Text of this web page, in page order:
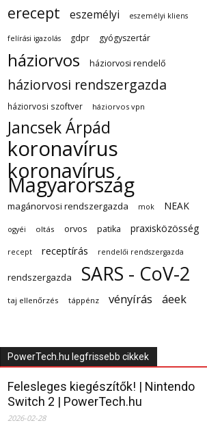
erecept eszemélyi eszemélyi kliens
felírási igazolás gdpr gyógyszertár
háziorvos háziorvosi rendelő
háziorvosi rendszergazda
háziorvosi szoftver háziorvos vpn
Jancsek Árpád
koronavírus
koronavírus
Magyarország
magánorvosi rendszergazda mok NEAK
ogyéi oltás orvos patika praxisközösség
recept receptírás rendelői rendszergazda
rendszergazda SARS - CoV-2
taj ellenőrzés táppénz vényírás áeek
PowerTech.hu legfrissebb cikkek
Felesleges kiegészítők! | Nintendo
Switch 2 | PowerTech.hu
2026-02-28